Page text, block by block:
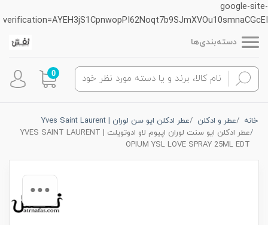
google-site-
verification=AYEH3jS1CpnwopPI62Noqt7b9SJmXVOu10smnaCGcEI
دسته‌بندی‌ها
0
خانه عطر و ادکلن
عطر ادکلن ایو سن لوران | Yves Saint Laurent
عطر ادکلن ایو سنت لوران اپیوم لاو ادوتویلت | YVES SAINT LAURENT
OPIUM YSL LOVE SPRAY 25ML EDT